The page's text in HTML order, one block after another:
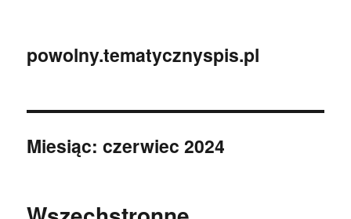
powolny.tematycznyspis.pl
Miesiąc:czerwiec 2024